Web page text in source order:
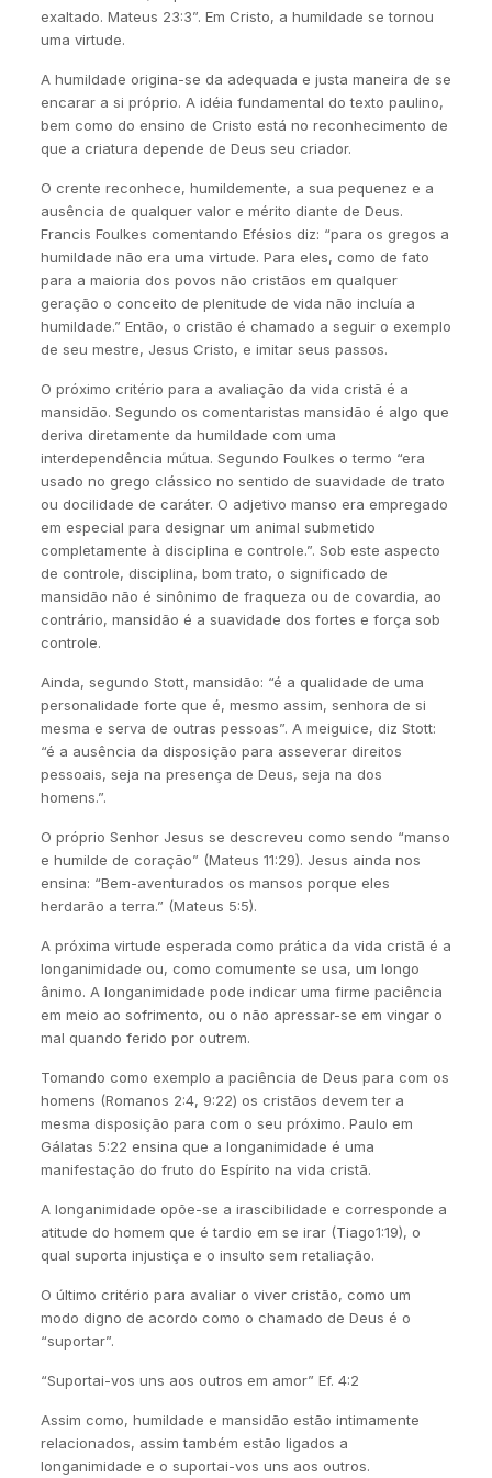
exaltado. Mateus 23:3”. Em Cristo, a humildade se tornou
uma virtude.
A humildade origina-se da adequada e justa maneira de se
encarar a si próprio. A idéia fundamental do texto paulino,
bem como do ensino de Cristo está no reconhecimento de
que a criatura depende de Deus seu criador.
O crente reconhece, humildemente, a sua pequenez e a
ausência de qualquer valor e mérito diante de Deus.
Francis Foulkes comentando Efésios diz: “para os gregos a
humildade não era uma virtude. Para eles, como de fato
para a maioria dos povos não cristãos em qualquer
geração o conceito de plenitude de vida não incluía a
humildade.” Então, o cristão é chamado a seguir o exemplo
de seu mestre, Jesus Cristo, e imitar seus passos.
O próximo critério para a avaliação da vida cristã é a
mansidão. Segundo os comentaristas mansidão é algo que
deriva diretamente da humildade com uma
interdependência mútua. Segundo Foulkes o termo “era
usado no grego clássico no sentido de suavidade de trato
ou docilidade de caráter. O adjetivo manso era empregado
em especial para designar um animal submetido
completamente à disciplina e controle.”. Sob este aspecto
de controle, disciplina, bom trato, o significado de
mansidão não é sinônimo de fraqueza ou de covardia, ao
contrário, mansidão é a suavidade dos fortes e força sob
controle.
Ainda, segundo Stott, mansidão: “é a qualidade de uma
personalidade forte que é, mesmo assim, senhora de si
mesma e serva de outras pessoas”. A meiguice, diz Stott:
“é a ausência da disposição para asseverar direitos
pessoais, seja na presença de Deus, seja na dos
homens.”.
O próprio Senhor Jesus se descreveu como sendo “manso
e humilde de coração” (Mateus 11:29). Jesus ainda nos
ensina: “Bem-aventurados os mansos porque eles
herdarão a terra.” (Mateus 5:5).
A próxima virtude esperada como prática da vida cristã é a
longanimidade ou, como comumente se usa, um longo
ânimo. A longanimidade pode indicar uma firme paciência
em meio ao sofrimento, ou o não apressar-se em vingar o
mal quando ferido por outrem.
Tomando como exemplo a paciência de Deus para com os
homens (Romanos 2:4, 9:22) os cristãos devem ter a
mesma disposição para com o seu próximo. Paulo em
Gálatas 5:22 ensina que a longanimidade é uma
manifestação do fruto do Espírito na vida cristã.
A longanimidade opõe-se a irascibilidade e corresponde a
atitude do homem que é tardio em se irar (Tiago1:19), o
qual suporta injustiça e o insulto sem retaliação.
O último critério para avaliar o viver cristão, como um
modo digno de acordo como o chamado de Deus é o
“suportar”.
“Suportai-vos uns aos outros em amor” Ef. 4:2
Assim como, humildade e mansidão estão intimamente
relacionados, assim também estão ligados a
longanimidade e o suportai-vos uns aos outros.